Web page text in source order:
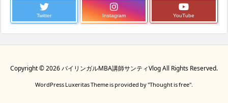
Twitter Instagram YouTube
Copyright ©2026バイリンガルMBA講師サンティVlogAll Rights Reserved.
WordPress Luxeritas Theme is provided by "Thought is free".